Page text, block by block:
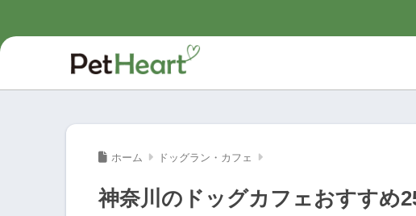
ホーム ドッグラン・カフェ
神奈川のドッグカフェおすすめ